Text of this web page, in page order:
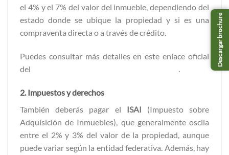
el 4% y el 7% del valor del inmueble, dependiendo del
estado donde se ubique la propiedad y si es una
compraventa directa o a través de crédito.
Puedes consultar más detalles en este enlace oficial
del
.
2. Impuestos y derechos
También deberás pagar el ISAI (Impuesto sobre
Adquisición de Inmuebles), que generalmente oscila
entre el 2% y 3% del valor de la propiedad, aunque
puede variar según la entidad federativa. Además, hay
Descargar brochure